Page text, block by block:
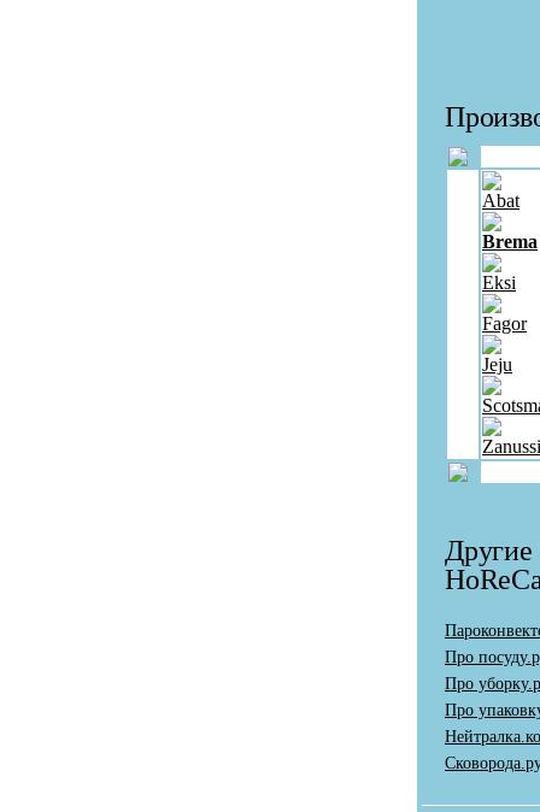
Abat
Brema
Eksi
Fagor
Jeju
Zanussi
Другие
Про
Про
Про